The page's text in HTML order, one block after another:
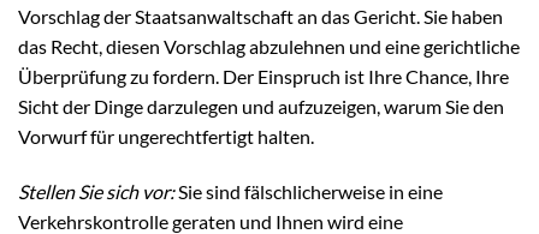
Vorschlag der Staatsanwaltschaft an das Gericht. Sie haben
das Recht, diesen Vorschlag abzulehnen und eine gerichtliche
Überprüfung zu fordern. Der Einspruch ist Ihre Chance, Ihre
Sicht der Dinge darzulegen und aufzuzeigen, warum Sie den
Vorwurf für ungerechtfertigt halten.
Stellen Sie sich vor:Sie sind fälschlicherweise in eine
Verkehrskontrolle geraten und Ihnen wird eine